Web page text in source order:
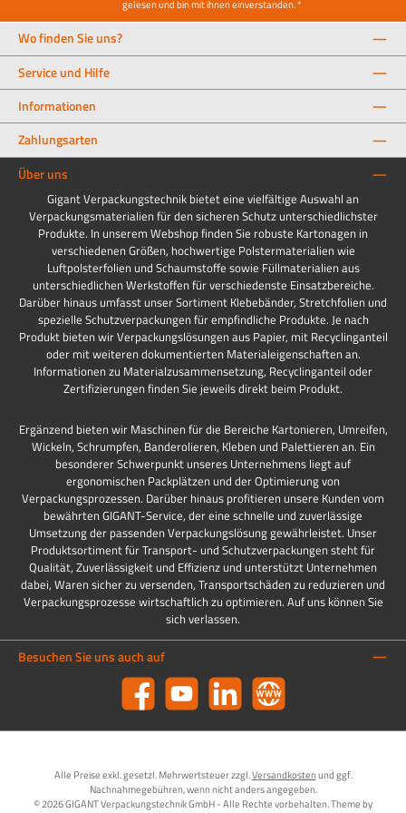
gelesen und bin mit ihnen einverstanden.*
Wo finden Sie uns?
Service und Hilfe
Informationen
Zahlungsarten
Über uns
Gigant Verpackungstechnik bietet eine vielfältige Auswahl an
Verpackungsmaterialien für den sicheren Schutz unterschiedlichster
Produkte. In unserem Webshop finden Sie robuste Kartonagen in
verschiedenen Größen, hochwertige Polstermaterialien wie
Luftpolsterfolien und Schaumstoffe sowie Füllmaterialien aus
unterschiedlichen Werkstoffen für verschiedenste Einsatzbereiche.
Darüber hinaus umfasst unser Sortiment Klebebänder, Stretchfolien und
spezielle Schutzverpackungen für empfindliche Produkte. Je nach
Produkt bieten wir Verpackungslösungen aus Papier, mit Recyclinganteil
oder mit weiteren dokumentierten Materialeigenschaften an.
Informationen zu Materialzusammensetzung, Recyclinganteil oder
Zertifizierungen finden Sie jeweils direkt beim Produkt.
Ergänzend bieten wir Maschinen für die Bereiche Kartonieren, Umreifen,
Wickeln, Schrumpfen, Banderolieren, Kleben und Palettieren an. Ein
besonderer Schwerpunkt unseres Unternehmens liegt auf
ergonomischen Packplätzen und der Optimierung von
Verpackungsprozessen. Darüber hinaus profitieren unsere Kunden vom
bewährten GIGANT-Service, der eine schnelle und zuverlässige
Umsetzung der passenden Verpackungslösung gewährleistet. Unser
Produktsortiment für Transport- und Schutzverpackungen steht für
Qualität, Zuverlässigkeit und Effizienz und unterstützt Unternehmen
dabei, Waren sicher zu versenden, Transportschäden zu reduzieren und
Verpackungsprozesse wirtschaftlich zu optimieren. Auf uns können Sie
sich verlassen.
Besuchen Sie uns auch auf
Facebook YouTube LinkedIn Website
Alle Preise exkl. gesetzl. Mehrwertsteuer zzgl.Versandkostenund ggf.
Nachnahmegebühren, wenn nicht anders angegeben.
© 2026 GIGANT Verpackungstechnik GmbH - Alle Rechte vorbehalten. Theme by